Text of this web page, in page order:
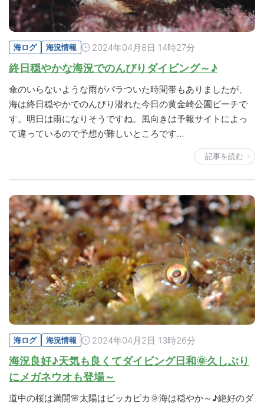
海ログ 海況情報 2024年04月8日 14時27分
終日穏やかな海況でのんびりダイビング～♪
傘のいらないような雨がパラついた時間帯もありましたが、
海は終日穏やかでのんびり潜れた今日の黄金崎公園ビーチで
す。明日は雨になりそうですね。風向きは予報サイトによっ
て違っているので予想が難しいところです…
記事を読む
海ログ 海況情報 2024年04月2日 13時26分
海況良好♪天気も良くてダイビング日和🌞久しぶり
にメガネウオも登場～
道中の桜は満開🌸太陽はピッカピカ🌞海は穏やか～♪絶好のダ